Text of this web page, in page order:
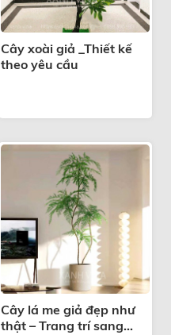
Cây xoài giả _Thiết kế
theo yêu cầu
Cây lá me giả đẹp như
thật – Trang trí sang